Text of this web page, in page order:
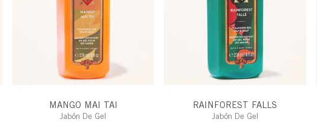
MANGO MAI TAI
Jabón De Gel
RAINFOREST FALLS
Jabón De Gel